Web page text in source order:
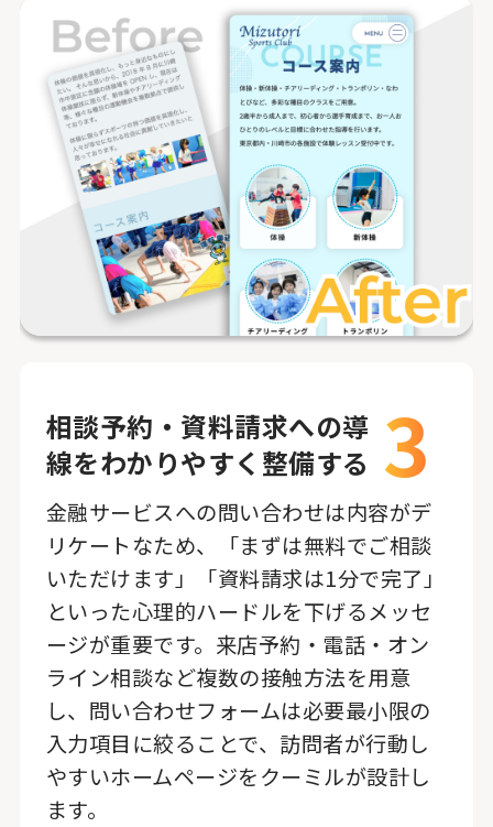
相談予約・資料請求への導
線をわかりやすく整備する 3
金融サービスへの問い合わせは内容がデ
リケートなため、「まずは無料でご相談
いただけます」「資料請求は1分で完了」
といった心理的ハードルを下げるメッセ
ージが重要です。来店予約・電話・オン
ライン相談など複数の接触方法を用意
し、問い合わせフォームは必要最小限の
入力項目に絞ることで、訪問者が行動し
やすいホームページをクーミルが設計し
ます。